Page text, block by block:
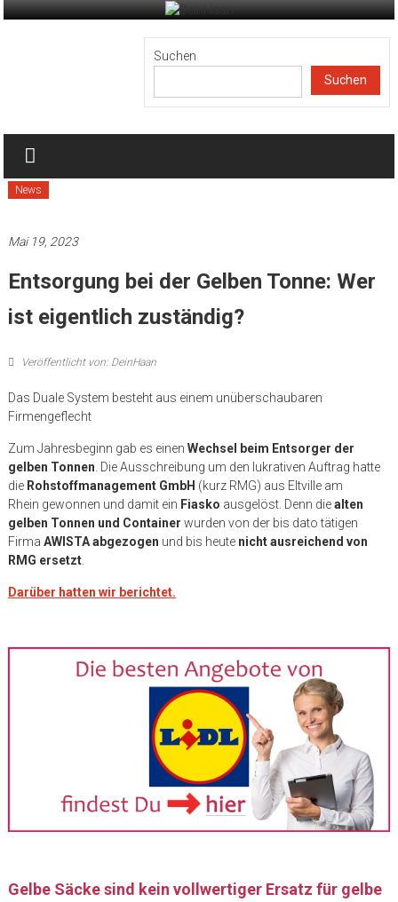
Zum
Suchen
Suchen
News
Mai 19, 2023
Entsorgung bei der Gelben Tonne: Wer
ist eigentlich zuständig?
Veröffentlicht von: DeinHaan
Das Duale System besteht aus einem unüberschaubaren
Firmengeflecht
Zum Jahresbeginn gab es einen Wechsel beim Entsorger der
gelben Tonnen . Die Ausschreibung um den lukrativen Auftrag hatte
die Rohstoffmanagement GmbH (kurz RMG) aus Eltville am
Rhein gewonnen und damit ein Fiasko ausgelöst. Denn diealten
gelben Tonnen und Container wurden von der bis dato tätigen
Firma AWISTA abgezogen und bis heute nicht ausreichend von
RMG ersetzt.
Darüber hatten wir berichtet.
Gelbe Säcke sind kein vollwertiger Ersatz für gelbe